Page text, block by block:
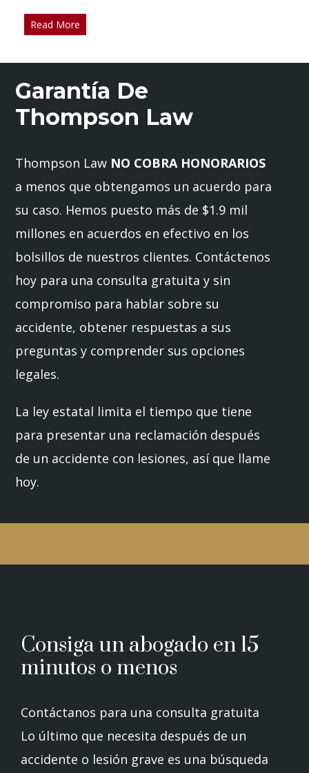
Read More
Garantía De
Thompson Law
Thompson Law NO COBRA HONORARIOS
a menos que obtengamos un acuerdo para
su caso. Hemos puesto más de $1.9 mil
millones en acuerdos en efectivo en los
bolsillos de nuestros clientes. Contáctenos
hoy para una consulta gratuita y sin
compromiso para hablar sobre su
accidente, obtener respuestas a sus
preguntas y comprender sus opciones
legales.
La ley estatal limita el tiempo que tiene
para presentar una reclamación después
de un accidente con lesiones, así que llame
hoy.
Consiga un abogado en 15
minutos o menos
Contáctanos para una consulta gratuita
Lo último que necesita después de un
accidente o lesión grave es una búsqueda